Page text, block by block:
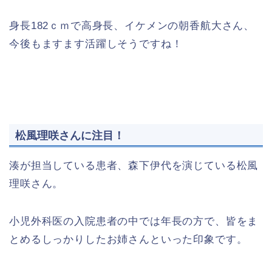
身長182ｃｍで高身長、イケメンの朝香航大さん、
今後もますます活躍しそうですね！
松風理咲さんに注目！
湊が担当している患者、森下伊代を演じている松風
理咲さん。
小児外科医の入院患者の中では年長の方で、皆をま
とめるしっかりしたお姉さんといった印象です。